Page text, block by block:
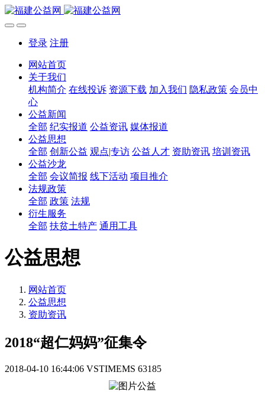
登录 注册
网站首页
关于我们
机构简介 在线投诉 资源下载 加入我们 隐私政策 会员中
心
公益新闻
全部 纪实报道 公益资讯 媒体报道
公益思想
全部 创新公益 观点|专访 公益人才 资助资讯 培训资讯
公益沙龙
全部 会议简报 线下活动 项目推介
法规政策
全部 政策 法规
衍生服务
全部 扶贫土特产 通用工具
公益思想
网站首页
公益思想
资助资讯
2018“超仁妈妈”征集令
2018-04-10 16:44:06 VSTIMEMS 63185